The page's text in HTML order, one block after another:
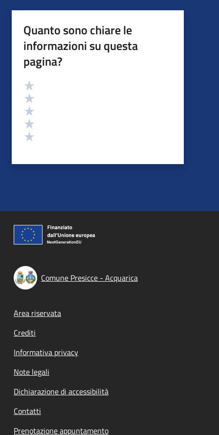
Quanto sono chiare le
informazioni su questa
pagina?
Valutazione
Comune Presicce - Acquarica
Footer menu
Area riservata
Crediti
Informativa privacy
Note legali
Dichiarazione di accessibilità
Contatti
Prenotazione appuntamento